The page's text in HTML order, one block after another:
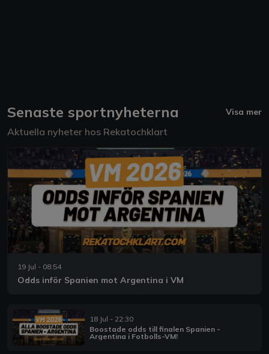
Senaste sportnyheterna Visa mer
Aktuella nyheter hos Rekatochklart
19 Jul - 08:54
Odds inför Spanien mot Argentina i VM
18 Jul - 22:30
Boostade odds till finalen Spanien -
Argentina i Fotbolls-VM!